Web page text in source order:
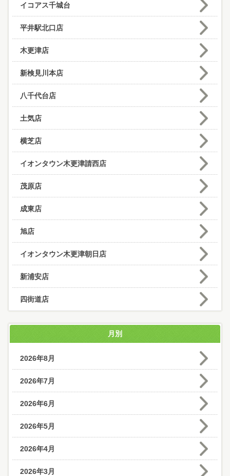
イコアス千城台
平井駅北口店
木更津店
新検見川本店
八千代台店
土気店
横芝店
イオンタウン木更津請西店
茂原店
成東店
旭店
イオンタウン木更津朝日店
新浦安店
四街道店
月別
2026年8月
2026年7月
2026年6月
2026年5月
2026年4月
2026年3月